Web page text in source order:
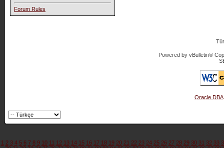
Forum Rules
Powered by vBulletin®
Oracle DBA
1 2 3 4 5 6 7 8 9 10 11 12 13 14 15 16 17 18 19 20 21 22 23 24 25 26 27 28 29 30 31 32 33